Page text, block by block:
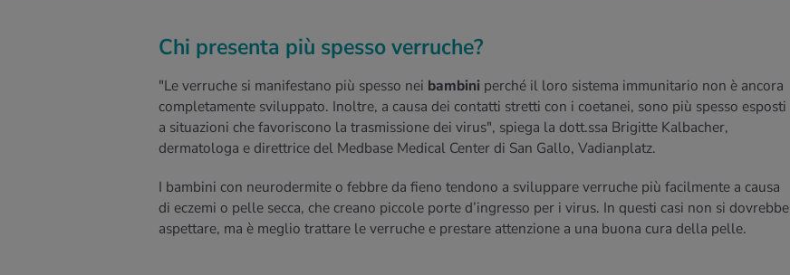
Chi presenta più spesso verruche?
"Le verruche si manifestano più spesso nei bambini perché il loro sistema immunitario non è ancora
completamente sviluppato. Inoltre, a causa dei contatti stretti con i coetanei, sono più spesso esposti
a situazioni che favoriscono la trasmissione dei virus", spiega la dott.ssa Brigitte Kalbacher,
dermatologa e direttrice del Medbase Medical Center di San Gallo, Vadianplatz.
I bambini con neurodermite o febbre da fieno tendono a sviluppare verruche più facilmente a causa
di eczemi o pelle secca, che creano piccole porte d’ingresso per i virus. In questi casi non si dovrebbe
aspettare, ma è meglio trattare le verruche e prestare attenzione a una buona cura della pelle.